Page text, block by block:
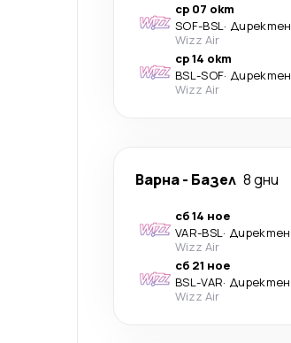
ср 07 окт
SOF-BSL· Директен
Wizz Air
ср 14 окт
BSL-SOF· Директен
Wizz Air
Варна- Базел 8 дни
сб 14 ное
VAR-BSL· Директен
Wizz Air
сб 21 ное
BSL-VAR· Директен
Wizz Air